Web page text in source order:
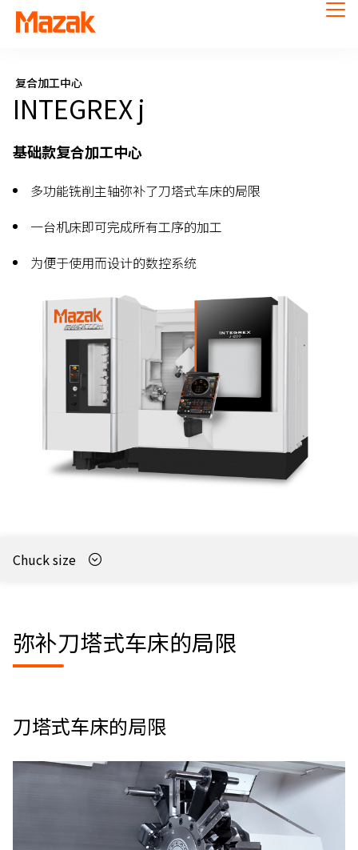
复合加工中心
INTEGREX j
基础款复合加工中心
多功能铣削主轴弥补了刀塔式车床的局限
一台机床即可完成所有工序的加工
为便于使用而设计的数控系统
Chuck size
弥补刀塔式车床的局限
刀塔式车床的局限